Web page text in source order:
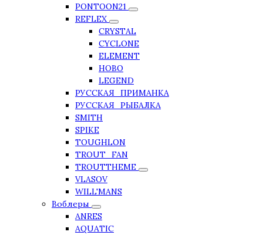
PONTOON21
REFLEX
CRYSTAL
CYCLONE
ELEMENT
HOBO
LEGEND
РУССКАЯ_ПРИМАНКА
РУССКАЯ_РЫБАЛКА
SMITH
SPIKE
TOUGHLON
TROUT_FAN
TROUTTHEME
VLASOV
WILL'MANS
Воблеры
ANRES
AQUATIC